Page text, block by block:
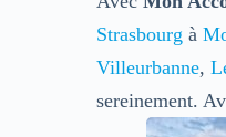
Strasbourg à
Villeurbanne,
sereinement.